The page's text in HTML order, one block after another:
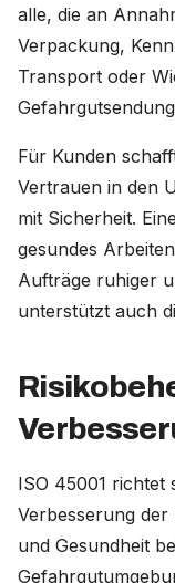
alle, die an
Verpackung,
Transport oder
Für Kunden
Vertrauen in den
mit Sicherheit.
gesundes
Aufträge ruhiger
unterstützt auch
ISO 45001 richtet
Verbesserung der
und Gesundheit